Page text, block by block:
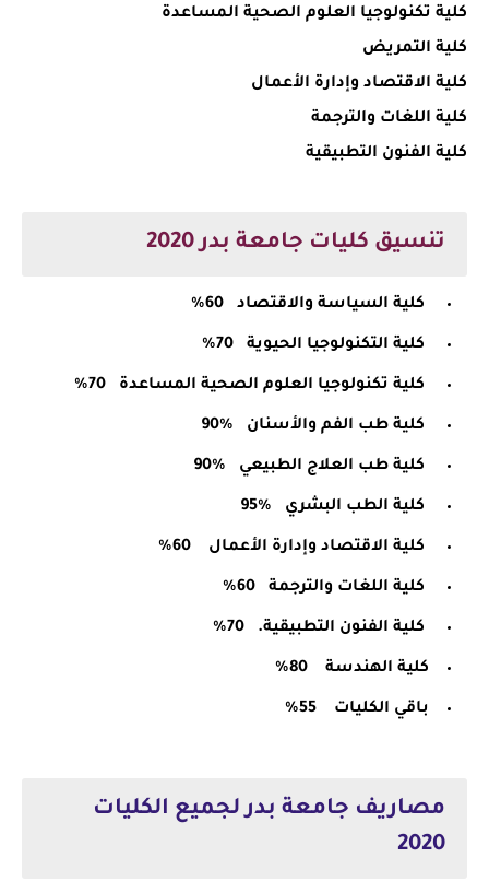
كلية تكنولوجيا العلوم الصحية المساعدة
كلية التمريض
كلية الاقتصاد وإدارة الأعمال
كلية اللغات والترجمة
كلية الفنون التطبيقية
تنسيق كليات جامعة بدر 2020
كلية السياسة والاقتصاد 60%
كلية التكنولوجيا الحيوية 70%
كلية تكنولوجيا العلوم الصحية المساعدة 70%
كلية طب الفم والأسنان %90
كلية طب العلاج الطبيعي %90
كلية الطب البشري %95
كلية الاقتصاد وإدارة الأعمال
كلية اللغات والترجمة 60%
كلية الفنون التطبيقية. 70%
كلية الهندسة 80%
باقي الكليات 55%
مصاريف جامعة بدر لجميع الكليات
2020